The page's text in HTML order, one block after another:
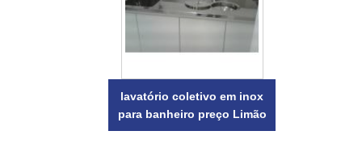
lavatório coletivo em inox
para banheiro preço Limão